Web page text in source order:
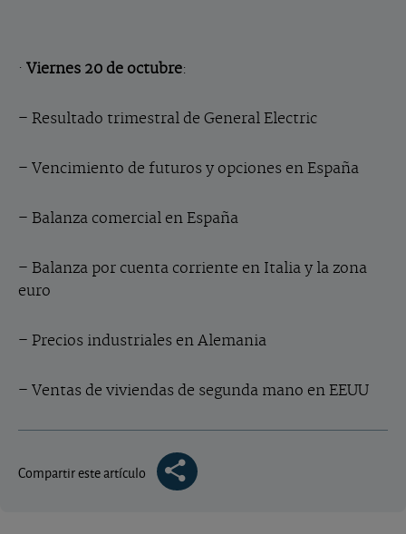
· Viernes 20 de octubre:
– Resultado trimestral de General Electric
– Vencimiento de futuros y opciones en España
– Balanza comercial en España
– Balanza por cuenta corriente en Italia y la zona
euro
– Precios industriales en Alemania
– Ventas de viviendas de segunda mano en EEUU
Compartir este artículo